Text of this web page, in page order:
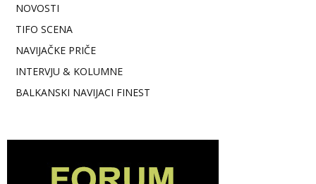
NOVOSTI
TIFO SCENA
NAVIJAČKE PRIČE
INTERVJU & KOLUMNE
BALKANSKI NAVIJACI FINEST